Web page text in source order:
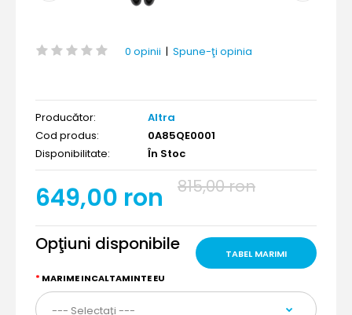
0 opinii | Spune-ţi opinia
Producător:
Altra
Cod produs:
0A85QE0001
Disponibilitate:
În Stoc
649,00 ron 815,00 ron
TABEL MARIMI
Opţiuni disponibile
MARIME INCALTAMINTE EU